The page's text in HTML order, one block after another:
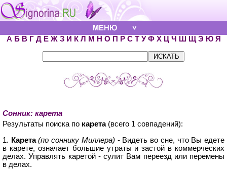
А Б В Г Д Е Ж З И К Л М Н О П Р С Т У Ф Х Ц Ч Ш Щ Э Ю Я
Сонник: карета
Результаты поиска по карета(всего 1 совпадений):
1. Карета(по соннику Миллера) - Видеть во сне, что Вы едете
в карете, означает большие утраты и застой в коммерческих
делах. Управлять каретой - сулит Вам переезд или перемены
в делах.